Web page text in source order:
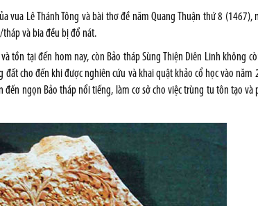
vua Lê Thánh Tông và bài thơ đề năm Quang Thuận thứ 8 (1467),
và bia đều bị đổ nát.
tồn tại đến hom nay, còn Bảo tháp Sùng Thiện Diên Linh không
cho đến khi được nghiên cứu và khai quật khảo cổ học vào năm
đến ngọn Bảo tháp nổi tiếng, làm cơ sở cho việc trùng tu tôn tạo và